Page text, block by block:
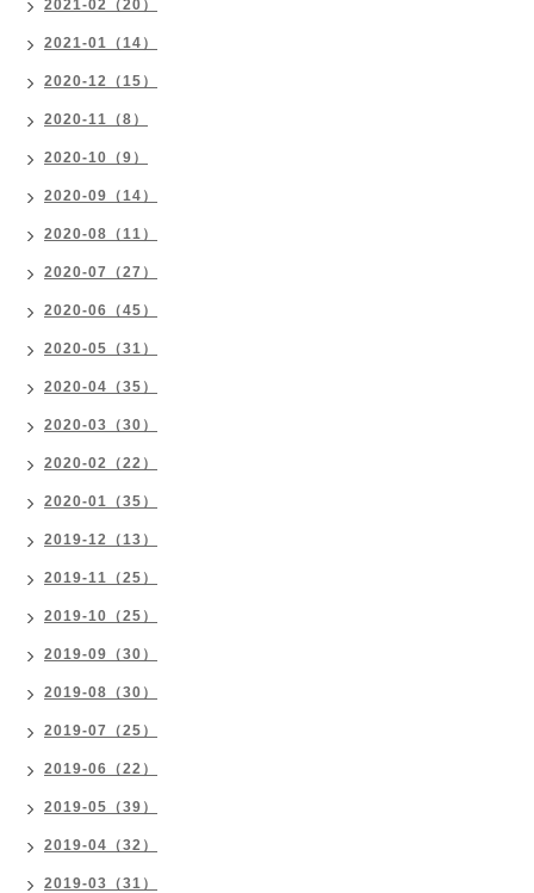
2021-02（20）
2021-01（14）
2020-12（15）
2020-11（8）
2020-10（9）
2020-09（14）
2020-08（11）
2020-07（27）
2020-06（45）
2020-05（31）
2020-04（35）
2020-03（30）
2020-02（22）
2020-01（35）
2019-12（13）
2019-11（25）
2019-10（25）
2019-09（30）
2019-08（30）
2019-07（25）
2019-06（22）
2019-05（39）
2019-04（32）
2019-03（31）